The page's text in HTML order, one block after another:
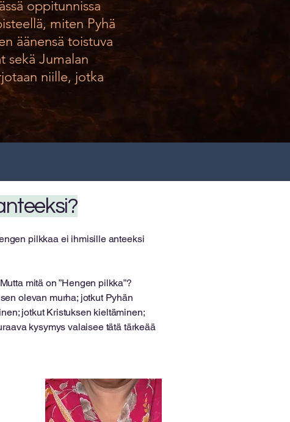
oppitunnissa
miten Pyhä
äänensä toistuva
sekä Jumalan
niille, jotka
pilkkaa ei ihmisille anteeksi
mitä on ”Hengen pilkka”?
olevan murha; jotkut Pyhän
jotkut Kristuksen kieltäminen;
kysymys valaisee tätä tärkeää